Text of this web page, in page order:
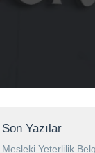
Son Yazılar
Mesleki Yeterlilik